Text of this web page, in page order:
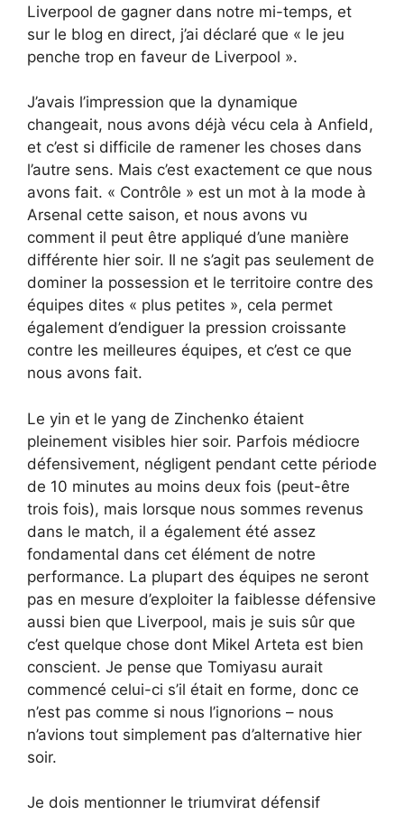
Liverpool de gagner dans notre mi-temps, et
sur le blog en direct, j’ai déclaré que « le jeu
penche trop en faveur de Liverpool ».
J’avais l’impression que la dynamique
changeait, nous avons déjà vécu cela à Anfield,
et c’est si difficile de ramener les choses dans
l’autre sens. Mais c’est exactement ce que nous
avons fait. « Contrôle » est un mot à la mode à
Arsenal cette saison, et nous avons vu
comment il peut être appliqué d’une manière
différente hier soir. Il ne s’agit pas seulement de
dominer la possession et le territoire contre des
équipes dites « plus petites », cela permet
également d’endiguer la pression croissante
contre les meilleures équipes, et c’est ce que
nous avons fait.
Le yin et le yang de Zinchenko étaient
pleinement visibles hier soir. Parfois médiocre
défensivement, négligent pendant cette période
de 10 minutes au moins deux fois (peut-être
trois fois), mais lorsque nous sommes revenus
dans le match, il a également été assez
fondamental dans cet élément de notre
performance. La plupart des équipes ne seront
pas en mesure d’exploiter la faiblesse défensive
aussi bien que Liverpool, mais je suis sûr que
c’est quelque chose dont Mikel Arteta est bien
conscient. Je pense que Tomiyasu aurait
commencé celui-ci s’il était en forme, donc ce
n’est pas comme si nous l’ignorions – nous
n’avions tout simplement pas d’alternative hier
soir.
Je dois mentionner le triumvirat défensif